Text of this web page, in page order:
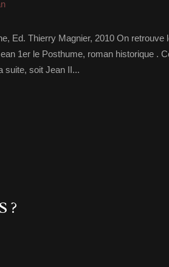
Ed. Thierry Magnier, 2010 On retrouve
1er le Posthume, roman historique .
suite, soit Jean II...
?